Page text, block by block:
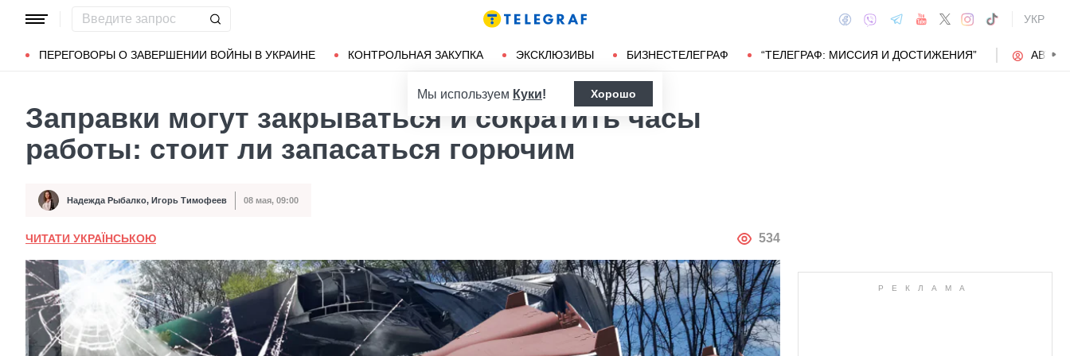
УКР
ПЕРЕГОВОРЫ О ЗАВЕРШЕНИИ ВОЙНЫ В УКРАИНЕ КОНТРОЛЬНАЯ ЗАКУПКА ЭКСКЛЮЗИВЫ БИЗНЕСТЕЛЕГРАФ “ТЕЛЕГРАФ: МИССИЯ И ДОСТИЖЕНИЯ”
Популярные запросы Мариуполь
Мы используем Куки! Хорошо
Заправки могут закрываться и сократить часы
работы: стоит ли запасаться горючим
Автор Надежда Рыбалко, Игорь Тимофеев
Дата публикации 08 мая, 09:00
ЧИТАТИ УКРАЇНСЬКОЮ АВТОР
534